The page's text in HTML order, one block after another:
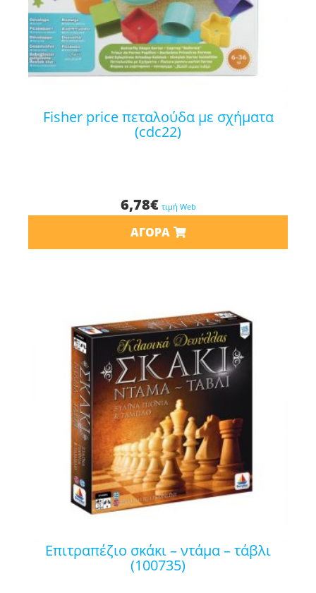
fisher price πεταλούδα με σχήματα
(cdc22)
6,78€ τιμή Web
ΑΓΟΡΆ
επιτραπέζιο σκάκι – ντάμα – τάβλι
(100735)